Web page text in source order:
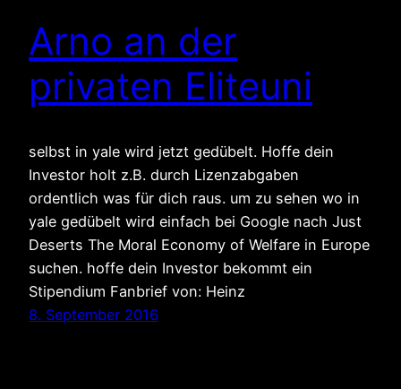
Arno an der
privaten Eliteuni
selbst in yale wird jetzt gedübelt. Hoffe dein
Investor holt z.B. durch Lizenzabgaben
ordentlich was für dich raus. um zu sehen wo in
yale gedübelt wird einfach bei Google nach Just
Deserts The Moral Economy of Welfare in Europe
suchen. hoffe dein Investor bekommt ein
Stipendium Fanbrief von: Heinz
8. September 2016